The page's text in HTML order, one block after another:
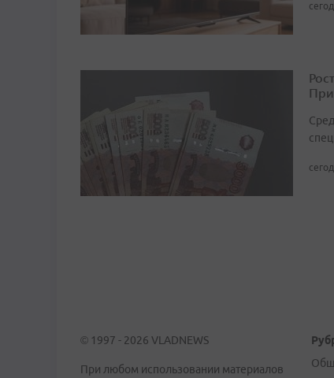
© 1997 - 2026 VLADNEWS
При любом использовании материалов